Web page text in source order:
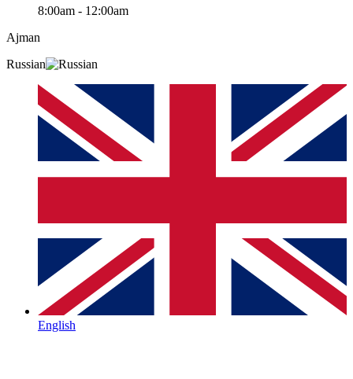
8:00am - 12:00am
Ajman
Russian
English